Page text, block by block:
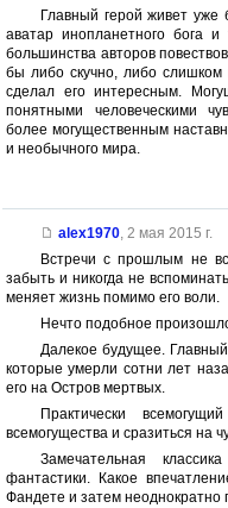
Главный герой живет
аватар инопланетного бога
большинства авторов
бы либо скучно, либо
сделал его интересным.
понятными человеческими
более могущественным
и необычного мира.
alex1970, 2 мая 2015 г.
Встречи с прошлым не
забыть и никогда не
меняет жизнь помимо его воли.
Нечто подобное
Далекое будущее.
которые умерли сотни лет
его на Остров мертвых.
Практически
всемогущества и сразиться на
Замечательная
фантастики. Какое
Фандете и затем неоднократно